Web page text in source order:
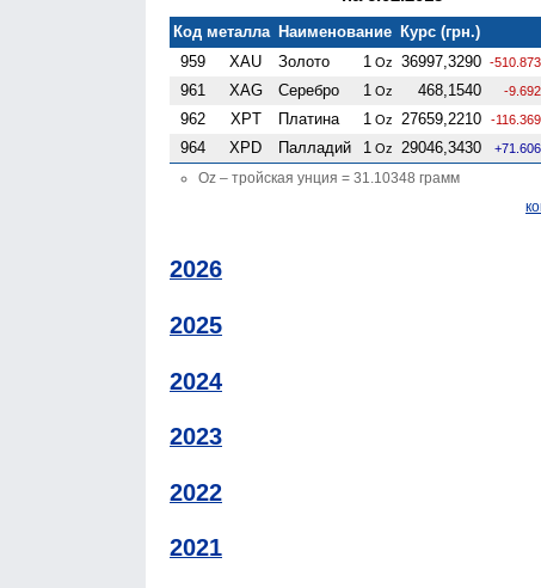
Код металла Наименование Курс (грн.)
959
XAU Золото 1 Oz 36997,3290 -
961 XAG Серебро 1 Oz 468,1540 -
962 XPT Платина 1 Oz 27659,2210 -
964 XPD Палладий 1 Oz 29046,3430
Oz – тройская унция = 31.10348 грамм
2026
2025
2024
2023
2022
2021